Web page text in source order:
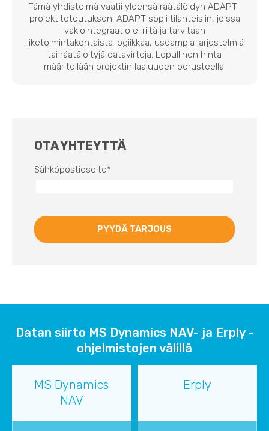
Tämä yhdistelmä vaatii yleensä räätälöidyn ADAPT-
projektitoteutuksen. ADAPT sopii tilanteisiin, joissa
vakiointegraatio ei riitä ja tarvitaan
liiketoimintakohtaista logiikkaa, useampia järjestelmiä
tai räätälöityjä datavirtoja. Lopullinen hinta
määritellään projektin laajuuden perusteella.
OTA YHTEYTTÄ
Sähköpostiosoite*
Datan siirto MS Dynamics NAV- ja Erply -
ohjelmistojen välillä
MS Dynamics
NAV
Erply